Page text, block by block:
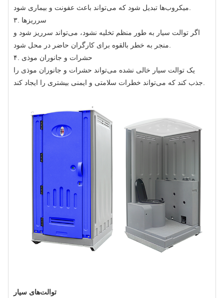
میکروب‌ها تبدیل شود که می‌تواند باعث عفونت و بیماری شود.
۳. سرریزها
اگر توالت سیار به طور منظم تخلیه نشود، می‌تواند سرریز شود و
منجر به خطر بالقوه برای کارگران حاضر در محل شود.
۴. حشرات و جانوران موذی
یک توالت سیار خالی نشده می‌تواند حشرات و جانوران موذی را
جذب کند که می‌تواند خطرات سلامتی و ایمنی بیشتری را ایجاد کند.
توالت‌های سیار